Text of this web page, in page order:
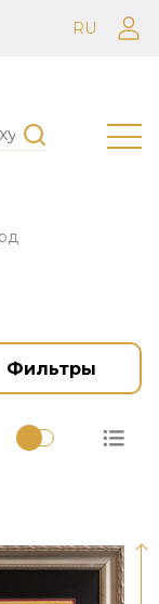
RU
Фильтры